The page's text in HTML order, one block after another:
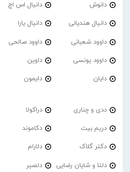
دانوش دانیال اس اچ
دانیال هندیانی دانیال یارا
داوود شعبانی داوود صالحی
داوود یونسی داوین
دایان دایمون
ددی و چناری دراکولا
دریم بیت دکاموند
دکتر گلاک دلارام
دلتا و شایان رضایی دلصیر